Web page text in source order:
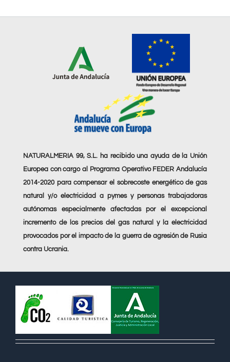
NATURALMERIA 99, S.L. ha recibido una ayuda de la Unión
Europea con cargo al Programa Operativo FEDER Andalucía
2014-2020 para compensar el sobrecoste energético de gas
natural y/o electricidad a pymes y personas trabajadoras
autónomas especialmente afectadas por el excepcional
incremento de los precios del gas natural y la electricidad
provocados por el impacto de la guerra de agresión de Rusia
contra Ucrania.